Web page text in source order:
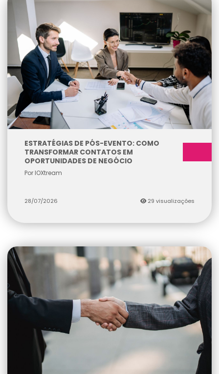
ESTRATÉGIAS DE PÓS-EVENTO: COMO
TRANSFORMAR CONTATOS EM
OPORTUNIDADES DE NEGÓCIO
Por IOXtream
28/07/2026 29 visualizações